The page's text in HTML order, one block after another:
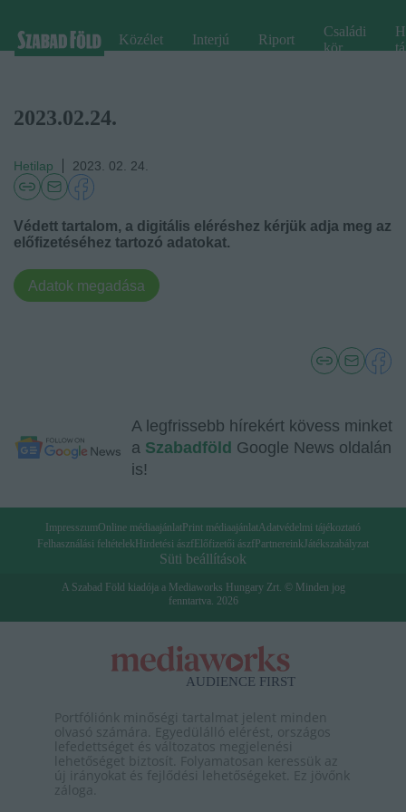
Közélet Interjú Riport
Családi
kör
2023.02.24.
Hetilap 2023. 02. 24.
Védett tartalom, a digitális eléréshez kérjük adja meg az
előfizetéséhez tartozó adatokat.
Adatok megadása
A legfrissebb hírekért kövess minket
a Szabadföld Google News oldalán
is!
ImpresszumOnline médiaajánlat Print médiaajánlatAdatvédelmi tájékoztató
Felhasználási feltételek Hirdetési ászf Előfizetői ászf PartnereinkJátékszabályzat
Süti beállítások
A Szabad Föld kiadója a Mediaworks Hungary Zrt. © Minden jog
fenntartva. 2026
Portfóliónk minőségi tartalmat jelent minden
olvasó számára. Egyedülálló elérést, országos
lefedettséget és változatos megjelenési
lehetőséget biztosít. Folyamatosan keressük az
új irányokat és fejlődési lehetőségeket. Ez jövőnk
záloga.